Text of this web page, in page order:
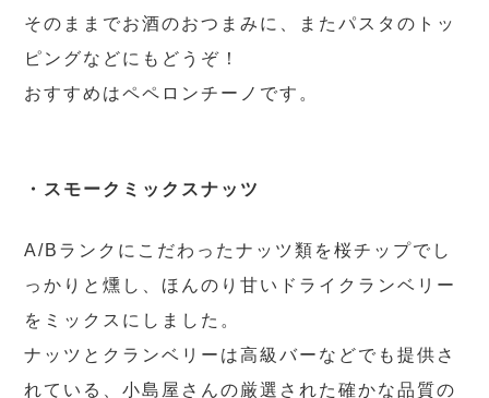
そのままでお酒のおつまみに、またパスタのトッ
ピングなどにもどうぞ！
おすすめはペペロンチーノです。
・スモークミックスナッツ
A/Bランクにこだわったナッツ類を桜チップでし
っかりと燻し、ほんのり甘いドライクランベリー
をミックスにしました。
ナッツとクランベリーは高級バーなどでも提供さ
れている、小島屋さんの厳選された確かな品質の